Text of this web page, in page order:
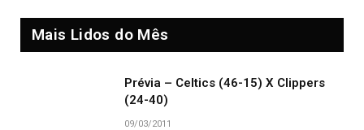
Mais Lidos do Mês
Prévia – Celtics (46-15) X Clippers
(24-40)
09/03/2011